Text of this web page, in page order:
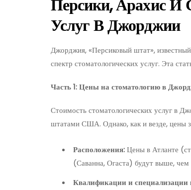
Персики, Арахис
Услуг В Джорджии
Джорджия, «Персиковый штат»,
спектр стоматологических услуг. Эта
Часть 1: Цены на стоматологию в
Стоимость стоматологических услуг в
штатами США. Однако, как и везде, цены
Расположения:Цены в Атланте
(Саванна, Огаста) будут выше, чем
Квалификации и специализации